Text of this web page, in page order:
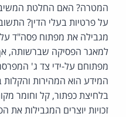
המטרה? האם החלטת
על פרטיות בעלי הדין?
מגבילה את מפתוח פסה"ד
למאגר הפסיקה שברשותה,
מפתוחם על-ידי צד ג'
המידע הוא המהירות
בלחיצת כפתור, קל וחומר
זכויות יוצרים המגבילות